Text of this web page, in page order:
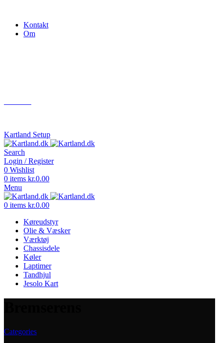
Kontakt
Om
Kartland Setup
Search
Login / Register
0 Wishlist
0 items kr.0.00
Menu
0 items kr.0.00
Køreudstyr
Olie & Væsker
Værktøj
Chassisdele
Køler
Laptimer
Tandhjul
Jesolo Kart
Categories